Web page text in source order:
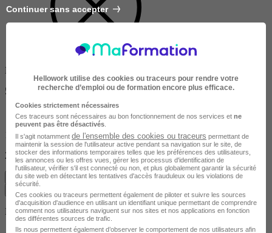
Dans un rayon de
50km
10km
200km
Effacer
Durée de la formation
Continuer sans accepter
Hellowork utilise des cookies ou traceurs pour rendre votre
recherche d’emploi ou de formation encore plus efficace.
Cookies strictement nécessaires
Ces traceurs sont nécessaires au bon fonctionnement de nos services et ne
peuvent pas être désactivés
Il s'agit notamment de l'ensemble des cookies ou traceurs permettant de
maintenir la session de l'utilisateur active pendant sa navigation sur le site, de
stocker des informations temporaires telles que les préférences des utilisateurs,
les annonces ou les offres vues, gérer les processus d'identification de
l'utilisateur, vérifier s'il est connecté ou non, et plus globalement garantir la sécurité
du site web en détectant les tentatives d'accès frauduleux ou les violations de
sécurité.
Ces cookies ou traceurs permettent également de piloter et suivre les sources
d'acquisition d'audience en utilisant un identifiant unique permettant de comprendre
comment nos utilisateurs naviguent sur nos sites et nos applications en fonction
des différentes sources de trafic.
Ils nous permettent également d’observer le comportement de nos utilisateurs afin